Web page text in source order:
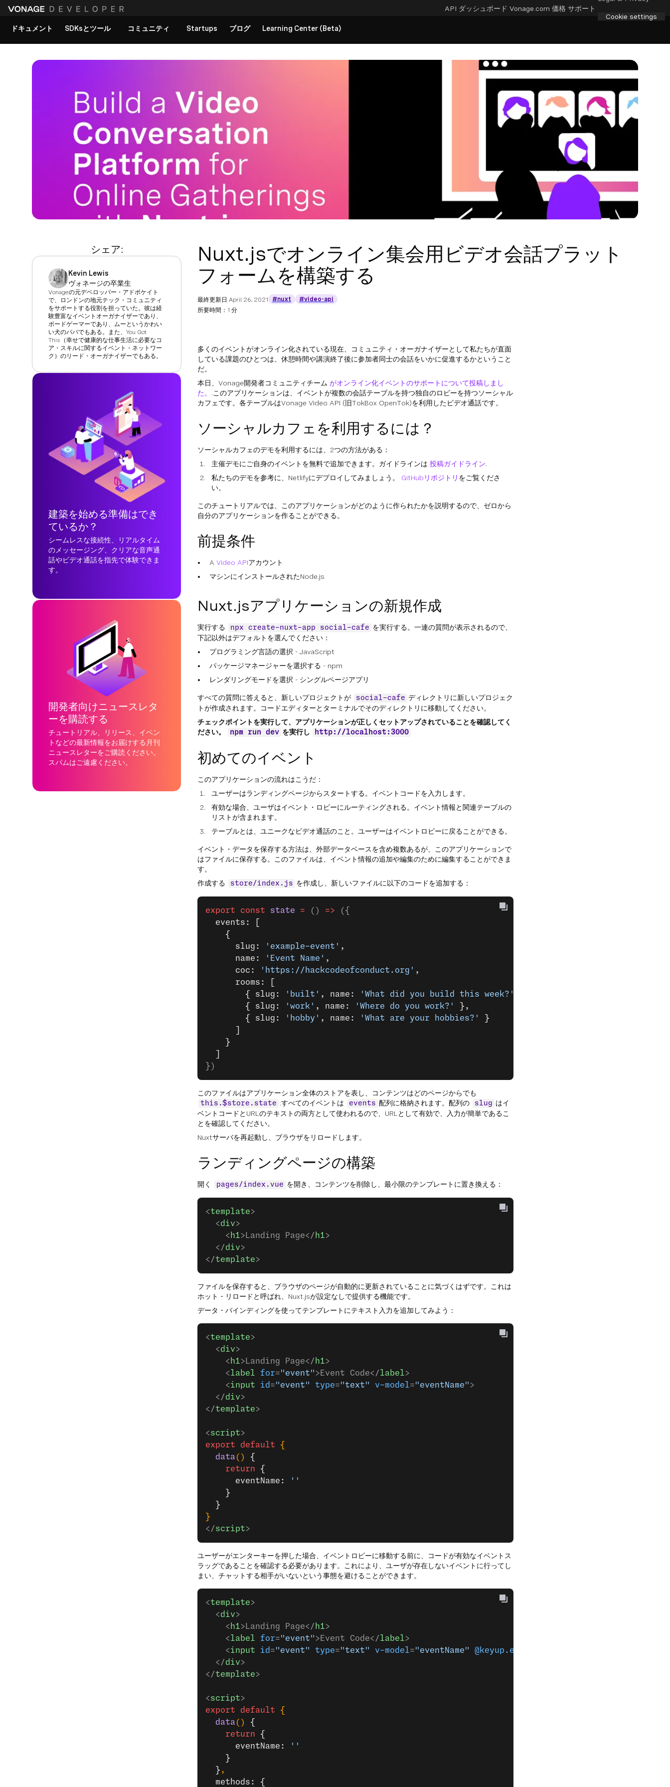
API ダッシュボード Vonage.com 価格 サポート
Cookie settings
ドキュメント
SDKsとツール コミュニティ Startups ブログ Learning Center (Beta)
シェア:
Kevin Lewis
ヴォネージの卒業生
Vonageの元デベロッパー・アドボケイト
で、ロンドンの地元テック・コミュニティ
をサポートする役割を担っていた。彼は経
験豊富なイベントオーガナイザーであり、
ボードゲーマーであり、ムーというかわい
い犬のパパでもある。また、You Got
This（幸せで健康的な仕事生活に必要なコ
ア・スキルに関するイベント・ネットワー
ク）のリード・オーガナイザーでもある。
建築を始める準備はでき
ているか？
シームレスな接続性、リアルタイム
のメッセージング、クリアな音声通
話やビデオ通話を指先で体験できま
す。
開発者向けニュースレタ
ーを購読する
チュートリアル、リリース、イベン
トなどの最新情報をお届けする月刊
ニュースレターをご購読ください。
スパムはご遠慮ください。
Nuxt.jsでオンライン集会用ビデオ会話プラット
フォームを構築する
最終更新日 April 26, 2021 #nuxt
#video-api
所要時間：1 分
多くのイベントがオンライン化されている現在、コミュニティ・オーガナイザーとして私たちが直面
している課題のひとつは、休憩時間や講演終了後に参加者同士の会話をいかに促進するかということ
だ。
本日、Vonage開発者コミュニティチーム がオンライン化イベントのサポートについて投稿しまし
た。 .このアプリケーションは、イベントが複数の会話テーブルを持つ独自のロビーを持つソーシャル
カフェです。各テーブルはVonage Video API (旧TokBox OpenTok)を利用したビデオ通話です。
ソーシャルカフェを利用するには？
ソーシャルカフェのデモを利用するには、2つの方法がある：
主催デモにご自身のイベントを無料で追加できます。ガイドラインは 投稿ガイドライン.
私たちのデモを参考に、Netlifyにデプロイしてみましょう。 GitHubリポジトリ をご覧くださ
い。
このチュートリアルでは、このアプリケーションがどのように作られたかを説明するので、ゼロから
自分のアプリケーションを作ることができる。
前提条件
A Video APIアカウント
マシンにインストールされたNode.js
Nuxt.jsアプリケーションの新規作成
実行する npx create-nuxt-app social-cafe を実行する。一連の質問が表示されるので、
下記以外はデフォルトを選んでください：
プログラミング言語の選択 - JavaScript
パッケージマネージャーを選択する - npm
レンダリングモードを選択 - シングルページアプリ
すべての質問に答えると、新しいプロジェクトが social-cafe ディレクトリに新しいプロジェク
トが作成されます。コードエディターとターミナルでそのディレクトリに移動してください。
チェックポイントを実行して、アプリケーションが正しくセットアップされていることを確認してく
ださい。
npm run dev を実行し http://localhost:3000
初めてのイベント
このアプリケーションの流れはこうだ：
ユーザーはランディングページからスタートする。イベントコードを入力します。
有効な場合、ユーザはイベント・ロビーにルーティングされる。イベント情報と関連テーブルの
リストが含まれます。
テーブルとは、ユニークなビデオ通話のこと。ユーザーはイベントロビーに戻ることができる。
イベント・データを保存する方法は、外部データベースを含め複数あるが、このアプリケーションで
はファイルに保存する。このファイルは、イベント情報の追加や編集のために編集することができま
す。
作成する
store/index.js を作成し、新しいファイルに以下のコードを追加する：
export const state = () => ({
  events: [
    {
      slug:
'example-event' ,
      name:
'Event Name' ,
      coc:
'https://hackcodeofconduct.org' ,
      rooms: [
        { slug:
'built' , name: 'What did you build this week?'
        { slug:
'work' , name: 'Where do you work?'
},
        { slug:
'hobby' , name: 'What are your hobbies?'
}
    }
})
このファイルはアプリケーション全体のストアを表し、コンテンツはどのページからでも
this.$store.state .すべてのイベントは events 配列に格納されます。配列の slug はイ
ベントコードとURLのテキストの両方として使われるので、URLとして有効で、入力が簡単であるこ
とを確認してください。
Nuxtサーバを再起動し、ブラウザをリロードします。
ランディングページの構築
開く pages/index.vue を開き、コンテンツを削除し、最小限のテンプレートに置き換える：
<template>
  <
div>
    <
h1>Landing Page</ h1>
  </
div>
</template>
ファイルを保存すると、ブラウザのページが自動的に更新されていることに気づくはずです。これは
ホット・リロードと呼ばれ、Nuxt.jsが設定なしで提供する機能です。
データ・バインディングを使ってテンプレートにテキスト入力を追加してみよう：
<template>
  <
div>
    <
h1>Landing Page</ h1>
    <
label for="event" >Event Code</label>
    <
input id ="event" type="text" v-model="eventName" >
  </
div>
</template>
<script>
export default {
  data
() {
    return
{
      eventName:
''
    }
  }
}
</script>
ユーザーがエンターキーを押した場合、イベントロビーに移動する前に、コードが有効なイベントス
ラッグであることを確認する必要があります。これにより、ユーザが存在しないイベントに行ってし
まい、チャットする相手がいないという事態を避けることができます。
<template>
  <
div>
    <
h1>Landing Page</ h1>
    <
label for="event" >Event Code</label>
    <
input id ="event" type="text" v-model="eventName" @keyup.enter
  </
div>
</template>
<script>
export default {
  data
() {
    return
{
      eventName:
''
    }
  }
,
  methods: {